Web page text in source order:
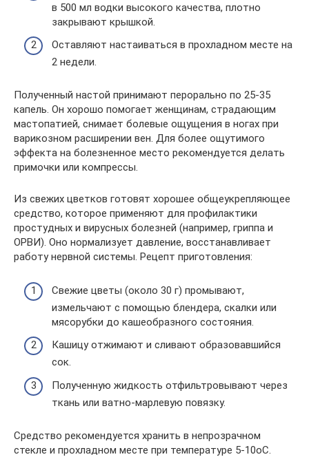
в 500 мл водки высокого качества, плотно
закрывают крышкой.
Оставляют настаиваться в прохладном месте на
2 недели.
Полученный настой принимают перорально по 25-35
капель. Он хорошо помогает женщинам, страдающим
мастопатией, снимает болевые ощущения в ногах при
варикозном расширении вен. Для более ощутимого
эффекта на болезненное место рекомендуется делать
примочки или компрессы.
Из свежих цветков готовят хорошее общеукрепляющее
средство, которое применяют для профилактики
простудных и вирусных болезней (например, гриппа и
ОРВИ). Оно нормализует давление, восстанавливает
работу нервной системы. Рецепт приготовления:
Свежие цветы (около 30 г) промывают,
измельчают с помощью блендера, скалки или
мясорубки до кашеобразного состояния.
Кашицу отжимают и сливают образовавшийся
сок.
Полученную жидкость отфильтровывают через
ткань или ватно-марлевую повязку.
Средство рекомендуется хранить в непрозрачном
стекле и прохладном месте при температуре 5-10оС.